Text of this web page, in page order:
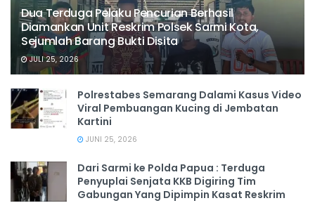
Dua Terduga Pelaku Pencurian Berhasil
Diamankan Unit Reskrim Polsek Sarmi Kota,
Sejumlah Barang Bukti Disita
JULI 25, 2026
Polrestabes Semarang Dalami Kasus Video
Viral Pembuangan Kucing di Jembatan
Kartini
JUNI 25, 2026
Dari Sarmi ke Polda Papua : Terduga
Penyuplai Senjata KKB Digiring Tim
Gabungan Yang Dipimpin Kasat Reskrim